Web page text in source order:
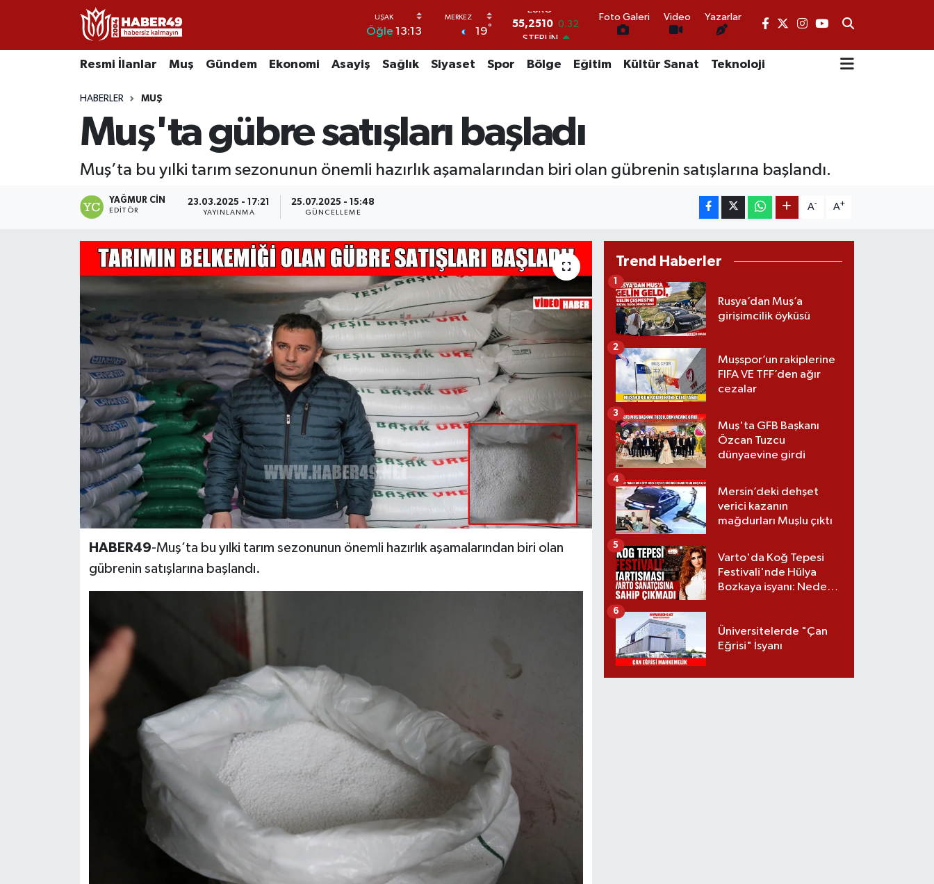
Öğle 13:13 19°
STERLİN
64,4811 0.38
6660.55 0.03
DOLAR
47,7436
EURO
Foto Galeri Video Yazarlar
Resmi İlanlar Muş Gündem Ekonomi Asayiş Sağlık Siyaset Spor Bölge Eğitim Kültür Sanat Teknoloji
HABERLER MUŞ
Muş'ta gübre satışları başladı
Muş’ta bu yılki tarım sezonunun önemli hazırlık aşamalarından biri olan gübrenin satışlarına başlandı.
YAĞMUR CIN
EDITÖR
23.03.2025 - 17:21
YAYINLANMA
25.07.2025 - 15:48
GÜNCELLEME
A- A+
HABER49-Muş’ta bu yılki tarım sezonunun önemli hazırlık aşamalarından biri olan
gübrenin satışlarına başlandı.
Trend Haberler
Rusya’dan Muş’a
girişimcilik öyküsü
1
Muşspor’un rakiplerine
FIFA VE TFF’den ağır
cezalar
2
Muş'ta GFB Başkanı
Özcan Tuzcu
dünyaevine girdi
3
Mersin’deki dehşet
verici kazanın
mağdurları Muşlu çıktı
4
Varto'da Koğ Tepesi
Festivali'nde Hülya
Bozkaya isyanı: Neden
5
Üniversitelerde "Çan
Eğrisi" İsyanı
6
Resmi İlanlar
Ekonomi
Siyaset
Teknoloji
Kültür Sanat
Hasköy
Uşak Nöbetçi Eczaneler
Uşak Namaz Vakitleri
TFF 2.Lig Kırmızı Grup Puan Durumu ve Fikstür
Son Dakika Haberleri